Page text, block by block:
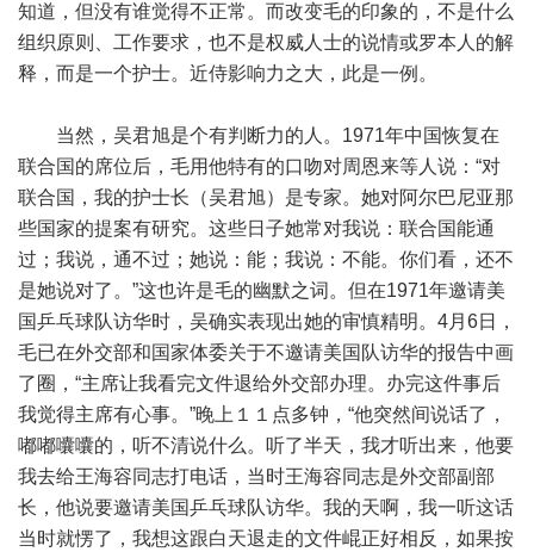
知道，但没有谁觉得不正常。而改变毛的印象的，不是什么
组织原则、工作要求，也不是权威人士的说情或罗本人的解
释，而是一个护士。近侍影响力之大，此是一例。
当然，吴君旭是个有判断力的人。1971年中国恢复在
联合国的席位后，毛用他特有的口吻对周恩来等人说：“对
联合国，我的护士长（吴君旭）是专家。她对阿尔巴尼亚那
些国家的提案有研究。这些日子她常对我说：联合国能通
过；我说，通不过；她说：能；我说：不能。你们看，还不
是她说对了。”这也许是毛的幽默之词。但在1971年邀请美
国乒乓球队访华时，吴确实表现出她的审慎精明。4月6日，
毛已在外交部和国家体委关于不邀请美国队访华的报告中画
了圈，“主席让我看完文件退给外交部办理。办完这件事后
我觉得主席有心事。”晚上１１点多钟，“他突然间说话了，
嘟嘟囔囔的，听不清说什么。听了半天，我才听出来，他要
我去给王海容同志打电话，当时王海容同志是外交部副部
长，他说要邀请美国乒乓球队访华。我的天啊，我一听这话
当时就愣了，我想这跟白天退走的文件崐正好相反，如果按